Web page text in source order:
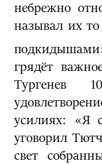
небрежно
называл их
грядёт
Тургенев
усилиях: «Я
уговорил
свет